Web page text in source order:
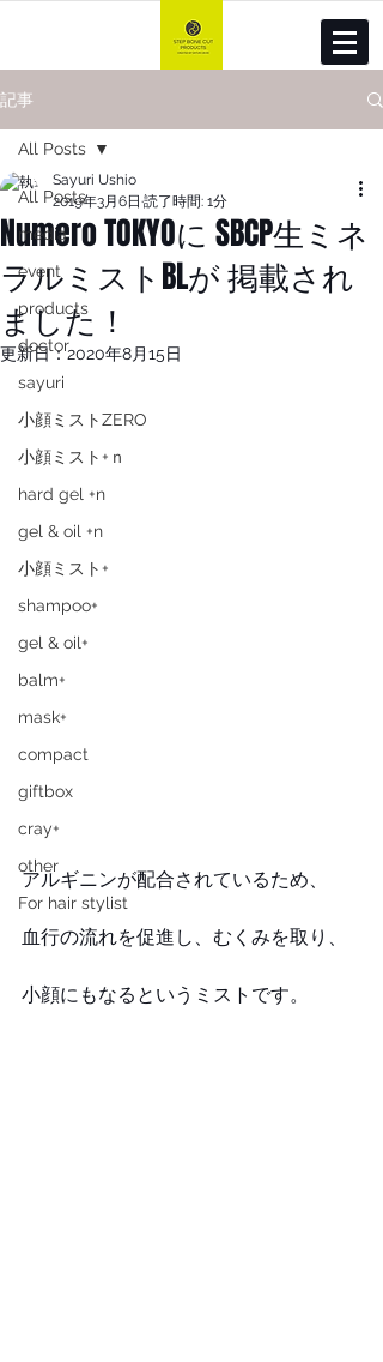
記事
All Posts
media
event
products
doctor
sayuri
小顔ミストZERO
小顔ミスト+ｎ
hard gel +n
gel & oil +n
小顔ミスト+
shampoo+
gel & oil+
balm+
mask+
compact
giftbox
cray+
other
For hair stylist
All Posts
Numero TOKYOに SBCP生ミネ
ラルミストBLが 掲載され
ました！
Sayuri Ushio
2019年3月6日 読了時間: 1分
更新日：2020年8月15日
アルギニンが配合されているため、
血行の流れを促進し、むくみを取り、
小顔にもなるというミストです。